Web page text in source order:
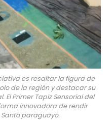
es resaltar la figura de
de la región y destacar su
Primer Tapiz Sensorial del
innovadora de rendir
paraguayo.